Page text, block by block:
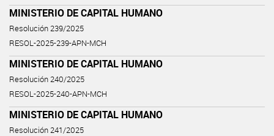
MINISTERIO DE CAPITAL HUMANO
Resolución 239/2025
RESOL-2025-239-APN-MCH
MINISTERIO DE CAPITAL HUMANO
Resolución 240/2025
RESOL-2025-240-APN-MCH
MINISTERIO DE CAPITAL HUMANO
Resolución 241/2025